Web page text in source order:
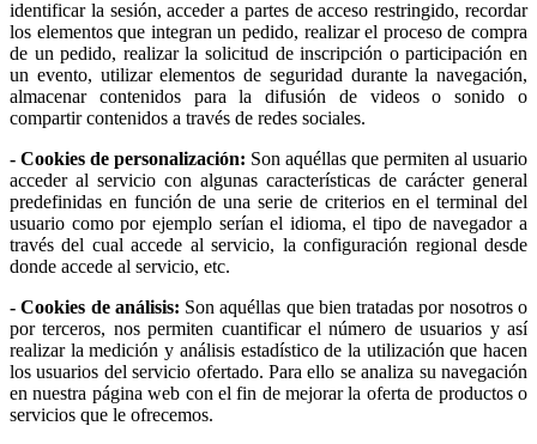
identificar la sesión, acceder a partes de acceso restringido, recordar
los elementos que integran un pedido, realizar el proceso de compra
de un pedido, realizar la solicitud de inscripción o participación en
un evento, utilizar elementos de seguridad durante la navegación,
almacenar contenidos para la difusión de videos o sonido o
compartir contenidos a través de redes sociales.
- Cookies de personalización: Son aquéllas que permiten al usuario
acceder al servicio con algunas características de carácter general
predefinidas en función de una serie de criterios en el terminal del
usuario como por ejemplo serían el idioma, el tipo de navegador a
través del cual accede al servicio, la configuración regional desde
donde accede al servicio, etc.
- Cookies de análisis: Son aquéllas que bien tratadas por nosotros o
por terceros, nos permiten cuantificar el número de usuarios y así
realizar la medición y análisis estadístico de la utilización que hacen
los usuarios del servicio ofertado. Para ello se analiza su navegación
en nuestra página web con el fin de mejorar la oferta de productos o
servicios que le ofrecemos.